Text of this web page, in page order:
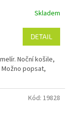
Skladem
DETAIL
Noční košile,
popsat,
Kód: 19828